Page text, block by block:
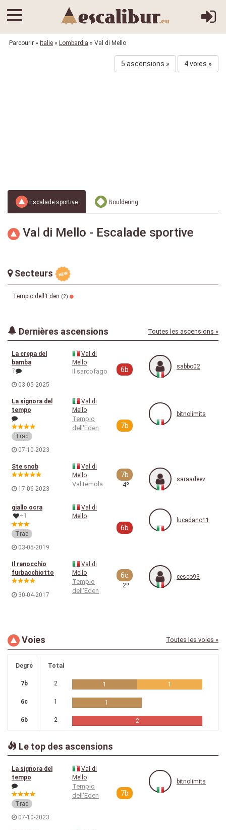
Parcourir » Italie » Lombardia » Val di Mello
5 ascensions » 4 voies »
Escalade sportive Bouldering
Val di Mello - Escalade sportive
Secteurs
Tempio dell'Eden (2)
Dernières ascensions Toutes les ascensions »
La crepa del
bamba
?
03-05-2025
Val di
Mello
Il sarcofago 6b sabbo02
La signora del
tempo
Trad
07-10-2023
Val di
Mello
Tempio
dell'Eden
7b
bitnolimits
Ste snob
17-06-2023
Val di
Mello
Val temola
7b
4º
saraadeev
giallo ocra
+1
Trad
03-05-2019
Val di
Mello
6b
lucadano11
Il ranocchio
furbacchiotto
30-04-2017
Val di
Mello
Tempio
dell'Eden
6c
2º
cesco93
Voies Toutes les voies »
Degré Total
7b 2 1 1
6c 1 1
6b 2 2
Le top des ascensions
La signora del
tempo
Trad
07-10-2023
Val di
Mello
Tempio
dell'Eden
7b
bitnolimits